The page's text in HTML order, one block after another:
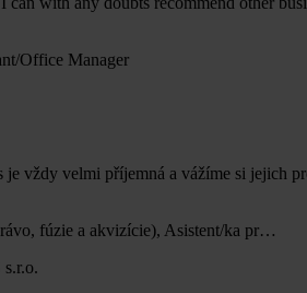
Office Manager
je vždy velmi příjemná a vážíme si
fúzie a akvizície), Asistent/ka pr…